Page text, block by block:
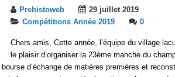
Prehistoweb
29 juillet 2019
Compétitions Année 2019
0
Chers amis, Cette année, l’équipe du village
le plaisir d’organiser la 23ème manche du
d’échange de matières premières et